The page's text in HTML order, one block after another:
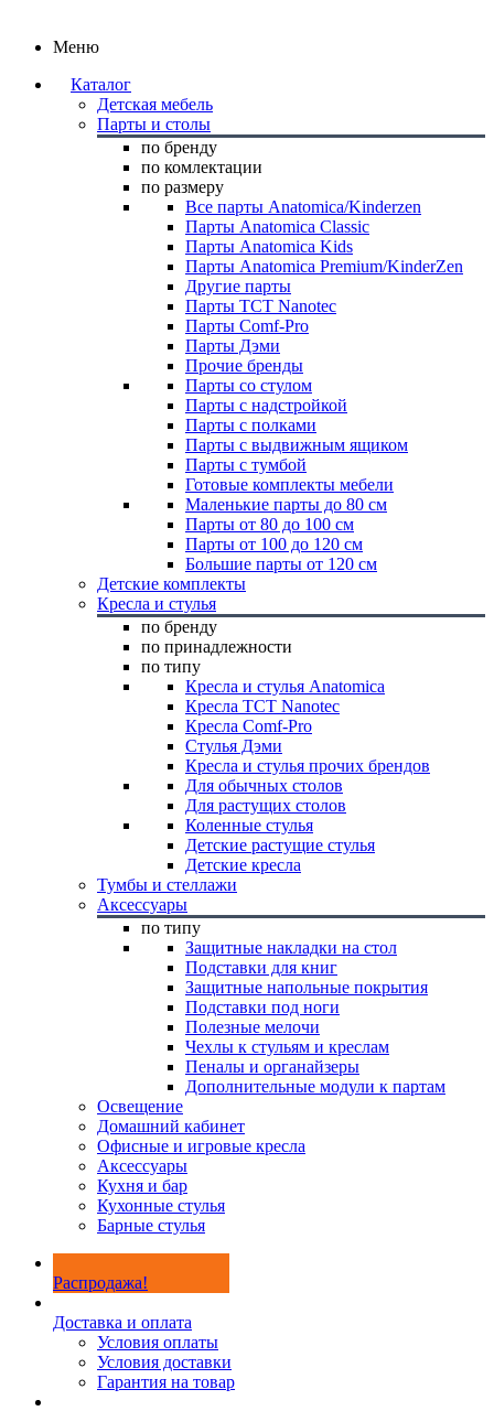
Меню
Каталог
Детская мебель
Парты и столы
по бренду
по комлектации
по размеру
Все парты Anatomica/Kinderzen
Парты Anatomica Classic
Парты Anatomica Kids
Парты Anatomica Premium/KinderZen
Другие парты
Парты TCT Nanotec
Парты Comf-Pro
Парты Дэми
Прочие бренды
Парты со стулом
Парты с надстройкой
Парты с полками
Парты с выдвижным ящиком
Парты с тумбой
Готовые комплекты мебели
Маленькие парты до 80 см
Парты от 80 до 100 см
Парты от 100 до 120 см
Большие парты от 120 см
Детские комплекты
Кресла и стулья
по бренду
по принадлежности
по типу
Кресла и стулья Anatomica
Кресла TCT Nanotec
Кресла Comf-Pro
Стулья Дэми
Кресла и стулья прочих брендов
Для обычных столов
Для растущих столов
Коленные стулья
Детские растущие стулья
Детские кресла
Тумбы и стеллажи
Аксессуары
по типу
Защитные накладки на стол
Подставки для книг
Защитные напольные покрытия
Подставки под ноги
Полезные мелочи
Чехлы к стульям и креслам
Пеналы и органайзеры
Дополнительные модули к партам
Освещение
Домашний кабинет
Офисные и игровые кресла
Аксессуары
Кухня и бар
Кухонные стулья
Барные стулья
Распродажа!
Доставка и оплата
Условия оплаты
Условия доставки
Гарантия на товар